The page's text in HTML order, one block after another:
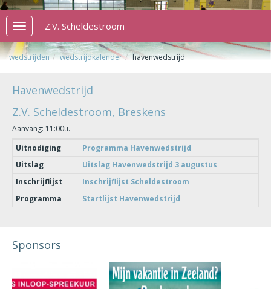
Toggle
navigation
Z.V. Scheldestroom
wedstrijden wedstrijdkalender havenwedstrijd
Havenwedstrijd
Z.V. Scheldestroom, Breskens
Aanvang: 11:00u.
Uitnodiging
Programma Havenwedstrijd
Uitslag
Uitslag Havenwedstrijd 3 augustus
Inschrijflijst
Inschrijflijst Scheldestroom
Programma
Startlijst Havenwedstrijd
Sponsors